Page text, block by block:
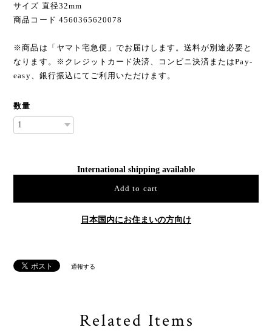
サイズ 直径32mm
商品コード 4560365620078
※商品は「ヤマト宅急便」でお届けします。送料が別途必要と
なります。※クレジットカード決済、コンビニ決済またはPay-
easy、銀行振込にてご利用いただけます。
数量
International shipping available
Add to cart
日本国内にお住まいの方向け
通報する
Related Items